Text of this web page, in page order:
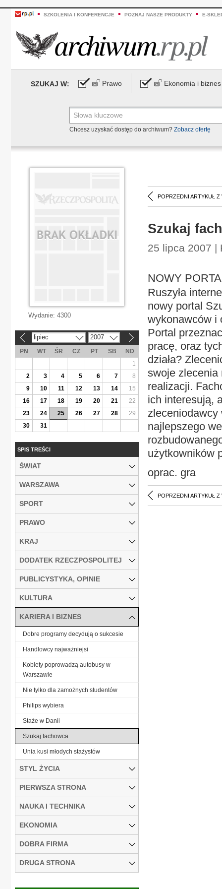
SZKOLENIA I KONFERENCJE POZNAJ NASZE PRODUKTY E-
SZUKAJ W: Prawo Ekonomia i biznes
Chcesz uzyskać dostęp do archiwum? Zobacz ofertę
POPRZEDNI ARTYKUŁ Z
Szukaj
25 lipca 2007 |
NOWY
Ruszyła
nowy portal
wykonawców i
Portal
pracę, oraz
działa?
swoje zlecenia
realizacji.
ich interesują,
zleceniodawcy
najlepszego
użytkowników
oprac. gra
POPRZEDNI ARTYKUŁ Z
Wydanie: 4300
lipiec 2007
PN WT ŚR CZ PT SB
ND
1
2
3 4 5 6 7
8
9
10 11 12 13 14
15
16
17 18 19 20 21
22
23
24 25 26 27 28
29
30
31
SPIS TREŚCI
ŚWIAT
WARSZAWA
SPORT
PRAWO
KRAJ
DODATEK RZECZPOSPOLITEJ
PUBLICYSTYKA, OPINIE
KULTURA
KARIERA I BIZNES
Dobre programy decydują o sukcesie
Handlowcy najważniejsi
Kobiety poprowadzą autobusy w
Warszawie
Nie tylko dla zamożnych studentów
Philips wybiera
Staże w Danii
Szukaj fachowca
Unia kusi młodych stażystów
STYL ŻYCIA
PIERWSZA STRONA
NAUKA I TECHNIKA
EKONOMIA
DOBRA FIRMA
DRUGA STRONA